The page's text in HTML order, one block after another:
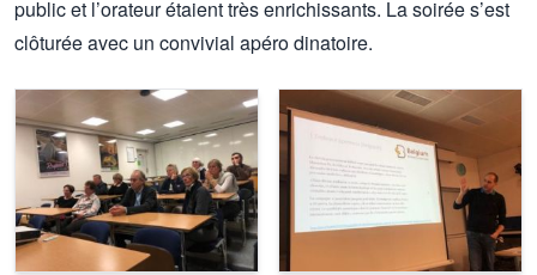
public et l’orateur étaient très enrichissants. La soirée s’est
clôturée avec un convivial apéro dinatoire.